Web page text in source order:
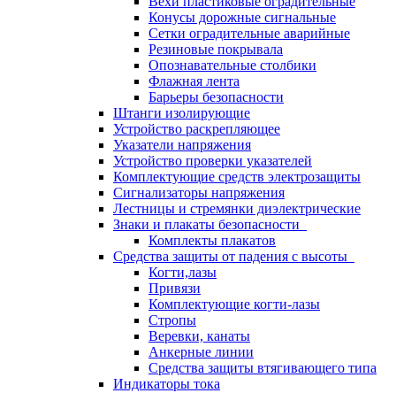
Конусы дорожные сигнальные
Сетки оградительные аварийные
Резиновые покрывала
Опознавательные столбики
Флажная лента
Барьеры безопасности
Штанги изолирующие
Устройство раскрепляющее
Указатели напряжения
Устройство проверки указателей
Комплектующие средств электрозащиты
Сигнализаторы напряжения
Лестницы и стремянки диэлектрические
Знаки и плакаты безопасности
Комплекты плакатов
Средства защиты от падения с высоты
Когти,лазы
Привязи
Комплектующие когти-лазы
Стропы
Веревки, канаты
Анкерные линии
Средства защиты втягивающего типа
Индикаторы тока